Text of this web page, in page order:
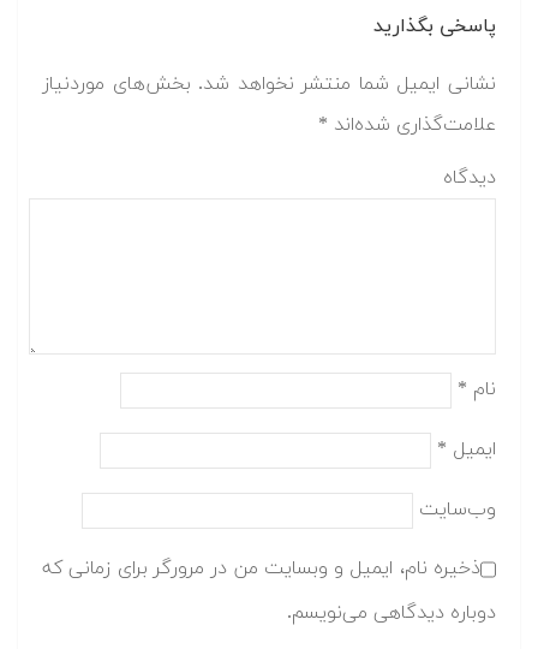
پاسخی بگذارید
نشانی ایمیل شما منتشر نخواهد شد. بخش‌های موردنیاز
علامت‌گذاری شده‌اند *
دیدگاه
نام *
ایمیل *
وب‌سایت
ذخیره نام، ایمیل و وبسایت من در مرورگر برای زمانی که
دوباره دیدگاهی می‌نویسم.